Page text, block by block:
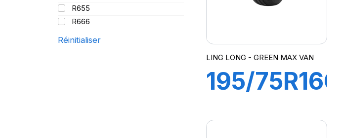
R655
R666
Réinitialiser
LING LONG - GREEN MAX VAN
195/75R16C